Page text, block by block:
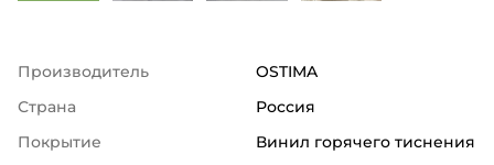
Производитель
OSTIMA
Страна
Россия
Покрытие
Винил горячего тиснения